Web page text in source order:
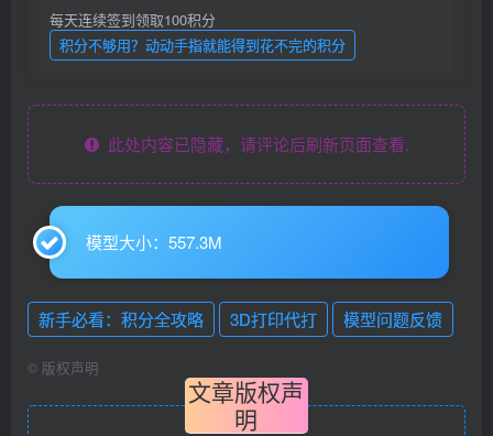
每天连续签到领取100积分
积分不够用？动动手指就能得到花不完的积分
此处内容已隐藏，请评论后刷新页面查看.
模型大小：557.3M
新手必看：积分全攻略 3D打印代打 模型问题反馈
© 版权声明
文章版权声
明